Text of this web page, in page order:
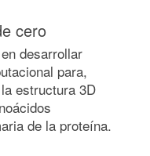
cero
desarrollar
para,
estructura 3D
de la proteína.